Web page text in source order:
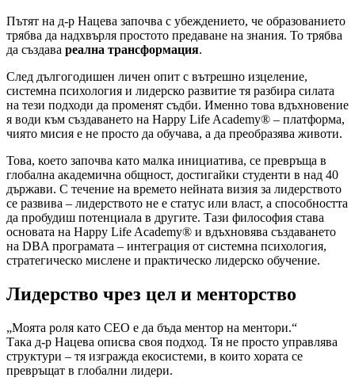
Пътят на д-р Нацева започва с убеждението, че образованието
трябва да надхвърля простото предаване на знания. То трябва
да създава реална трансформация.
След дългогодишен личен опит с вътрешно изцеление,
системна психология и лидерско развитие тя разбира силата
на тези подходи да променят съдби. Именно това вдъхновение
я води към създаването на Happy Life Academy® – платформа,
чиято мисия е не просто да обучава, а да преобразява животи.
Това, което започва като малка инициатива, се превръща в
глобална академична общност, достигайки студенти в над 40
държави. С течение на времето нейната визия за лидерството
се развива – лидерството не е статус или власт, а способността
да пробудиш потенциала в другите. Тази философия става
основата на Happy Life Academy® и вдъхновява създаването
на DBA програмата – интеграция от системна психология,
стратегическо мислене и практическо лидерско обучение.
Лидерство чрез цел и менторство
„Моята роля като CEO е да бъда ментор на ментори.“
Така д-р Нацева описва своя подход. Тя не просто управлява
структури – тя изгражда екосистеми, в които хората се
превръщат в глобални лидери.